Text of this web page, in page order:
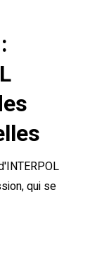
qui se